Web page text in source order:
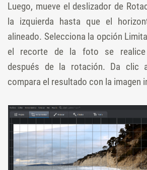
Luego, mueve el deslizador de
la izquierda hasta que el
alineado. Selecciona la opción
el recorte de la foto se realice
después de la rotación. Da clic
compara el resultado con la imagen